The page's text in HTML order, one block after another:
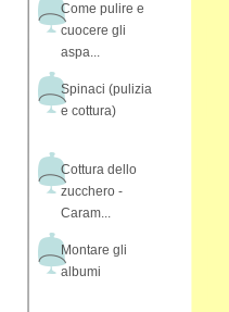
Come pulire e
cuocere gli
aspa...
Spinaci (pulizia
e cottura)
Cottura dello
zucchero -
Caram...
Montare gli
albumi